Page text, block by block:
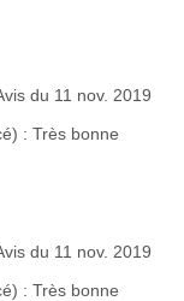
du 11 nov. 2019
: Très bonne
du 11 nov. 2019
: Très bonne